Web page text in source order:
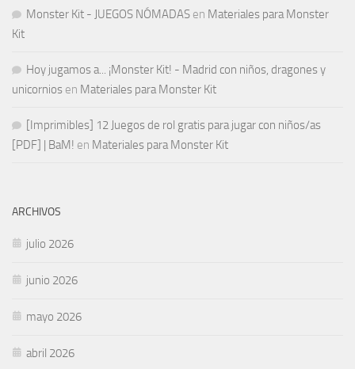
Monster Kit - JUEGOS NÓMADAS en Materiales para Monster
Kit
Hoy jugamos a... ¡Monster Kit! - Madrid con niños, dragones y
unicornios en Materiales para Monster Kit
[Imprimibles] 12 Juegos de rol gratis para jugar con niños/as
[PDF] | BaM! en Materiales para Monster Kit
ARCHIVOS
julio 2026
junio 2026
mayo 2026
abril 2026